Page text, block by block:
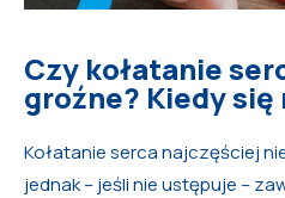
Czy kołatanie
groźne? Kiedy
Kołatanie serca najczęściej
jednak – jeśli nie ustępuje –